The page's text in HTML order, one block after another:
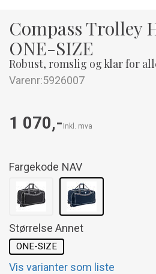
Compass Trolley
ONE-SIZE
Robust, romslig og klar for
Varenr:5926007
1 070,- Inkl. mva
Fargekode NAV
Størrelse Annet
ONE-SIZE
Vis varianter som liste